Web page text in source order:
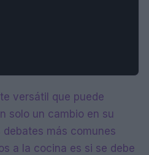
versátil que puede
solo un cambio en su
más comunes
a la cocina es si se debe